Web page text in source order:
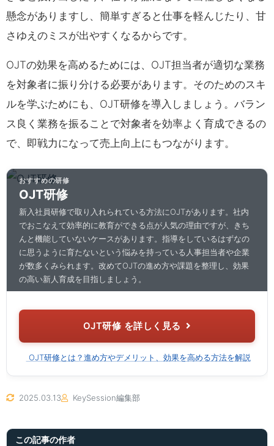
懸念がありますし、簡単すぎると仕事を軽んじたり、甘
さゆえのミスが出やすくなるからです。
OJTの効果を高めるためには、OJT担当者が適切な業務
を対象者に振り分ける必要があります。そのためのスキ
ルを学ぶためにも、OJT研修を導入しましょう。バラン
ス良く業務を振ることで対象者を効率よく育成できるの
で、即戦力になって売上向上にもつながります。
おすすめの研修
OJT研修
新入社員研修で取り入れられている方法にOJTがあります。社内
でおこなえて効率的に教育ができる点が人気の理由ですが、きち
んと機能していないケースがあります。指導をしているはずなの
に思うように育たないという悩みを持っている人事担当者や企業
が数多くみられます。改めてOJTの進め方や課題を整理し、効果
の高い新人育成を目指しましょう。
OJT研修 を詳しく見る
OJT研修とは？進め方やデメリット、効果を高める方法を解説
2025.03.13 KeySession編集部
この記事の作者